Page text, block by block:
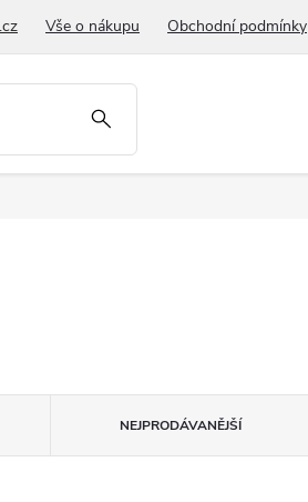
Vše o nákupu Obchodní podmínky
NEJPRODÁVANĚJŠÍ